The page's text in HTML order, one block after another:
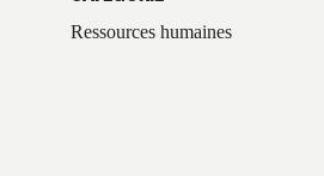
Ressources humaines